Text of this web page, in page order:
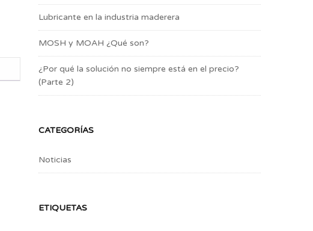
Lubricante en la industria maderera
MOSH y MOAH ¿Qué son?
¿Por qué la solución no siempre está en el precio?
(Parte 2)
CATEGORÍAS
Noticias
ETIQUETAS